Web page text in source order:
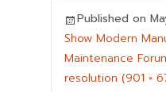
Published on
Show Modern
Maintenance
resolution (901 ×